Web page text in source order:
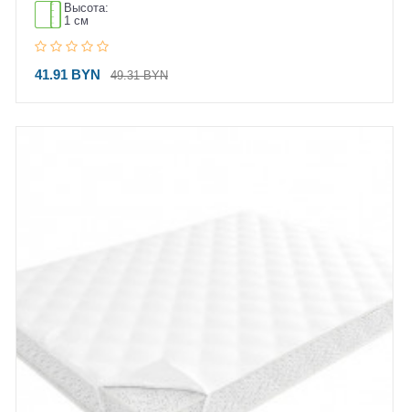
Высота:
1 см
41.91 BYN 49.31 BYN